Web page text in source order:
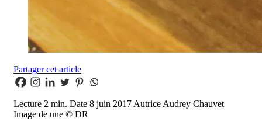
Partager cet article
Lecture 2 min. Date 8 juin 2017 Autrice Audrey Chauvet
Image de une © DR